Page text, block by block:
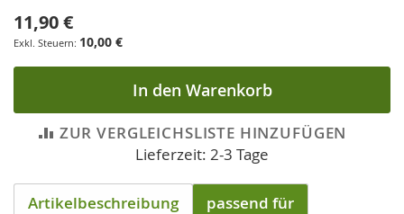
11,90 €
10,00 €
In den Warenkorb
ZUR VERGLEICHSLISTE HINZUFÜGEN
Lieferzeit: 2-3 Tage
Artikelbeschreibung passend für